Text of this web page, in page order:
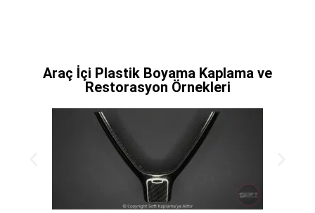
Araç İçi Plastik Boyama Kaplama ve
Restorasyon Örnekleri